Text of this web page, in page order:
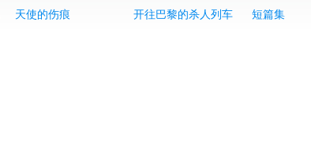
天使的伤痕 开往巴黎的杀人列车 短篇集